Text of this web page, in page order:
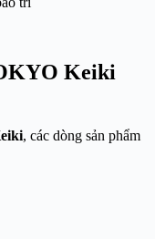
Keiki
, các dòng sản phẩm